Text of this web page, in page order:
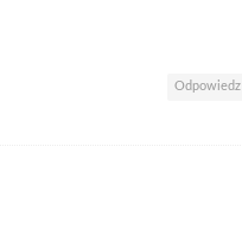
Odpowiedz